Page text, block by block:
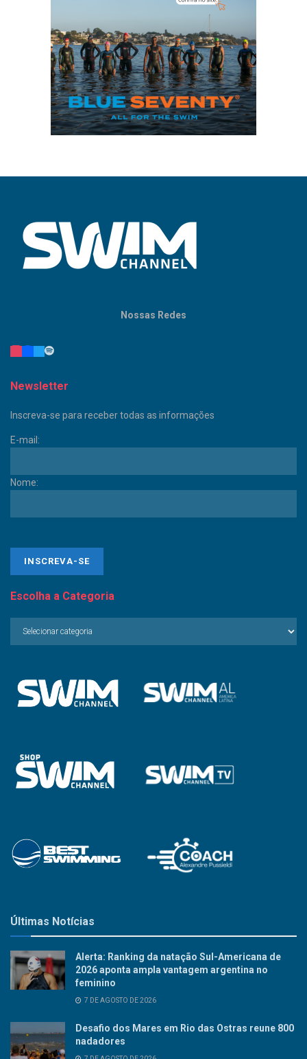
Nossas Redes
Newsletter
Inscreva-se para receber todas as informações
E-mail:
Nome:
Escolha a Categoria
Últimas Notícias
Alerta: Ranking da natação Sul-Americana de
2026 aponta ampla vantagem argentina no
feminino
7 DE AGOSTO DE 2026
Desafio dos Mares em Rio das Ostras reune 800
nadadores